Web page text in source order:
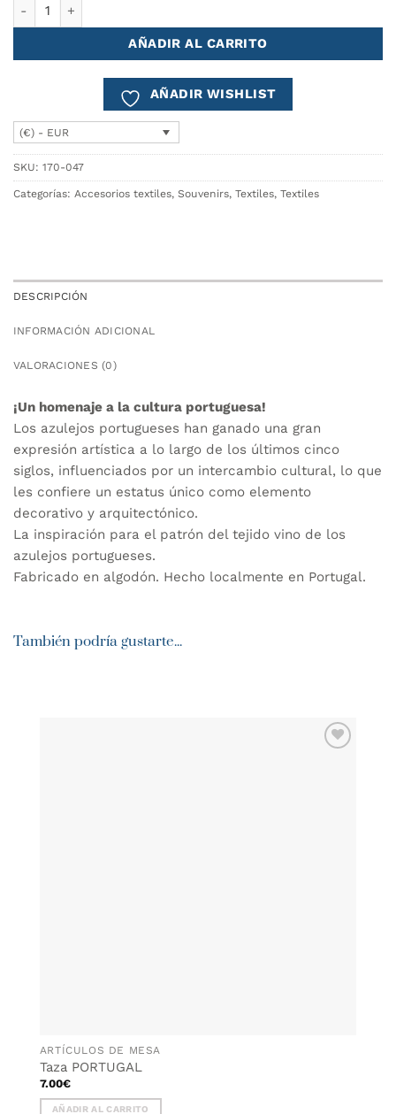
AÑADIR AL CARRITO
AÑADIR WISHLIST
(€) - EUR
SKU: 170-047
Categorías: Accesorios textiles, Souvenirs, Textiles, Textiles
DESCRIPCIÓN
INFORMACIÓN ADICIONAL
VALORACIONES (0)
¡Un homenaje a la cultura portuguesa!
Los azulejos portugueses han ganado una gran
expresión artística a lo largo de los últimos cinco
siglos, influenciados por un intercambio cultural, lo que
les confiere un estatus único como elemento
decorativo y arquitectónico.
La inspiración para el patrón del tejido vino de los
azulejos portugueses.
Fabricado en algodón. Hecho localmente en Portugal.
También podría gustarte...
ARTÍCULOS DE MESA
Taza PORTUGAL
7.00€
AÑADIR AL CARRITO